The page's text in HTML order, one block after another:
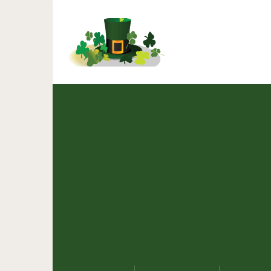
«Ляпай уверенно!»: 5